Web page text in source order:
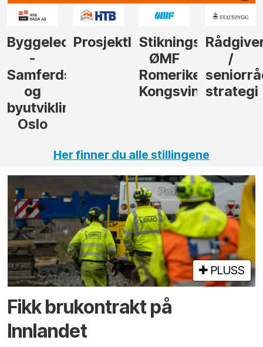
ProsjektlederStikningsingeniør
Kongsvinger
Rådgiver
/
seniorrådgiver
strategi
til
i Gulen
Her finner du alle stillingene
PLUSS
Fikk brukontrakt på
Innlandet